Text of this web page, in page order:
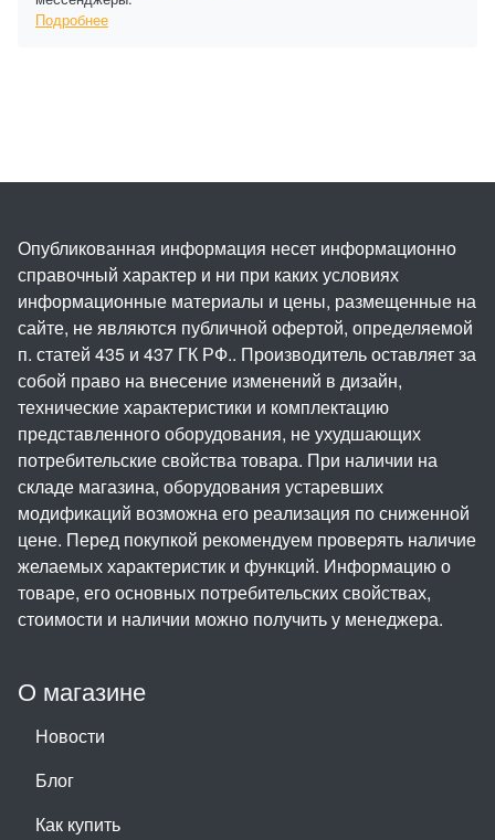
Подробнее
О магазине
Новости
Блог
Как купить
Опубликованная информация несет информационно
справочный характер и ни при каких условиях
информационные материалы и цены, размещенные на
сайте, не являются публичной офертой, определяемой
п. статей 435 и 437 ГК РФ.. Производитель оставляет за
собой право на внесение изменений в дизайн,
технические характеристики и комплектацию
представленного оборудования, не ухудшающих
потребительские свойства товара. При наличии на
складе магазина, оборудования устаревших
модификаций возможна его реализация по сниженной
цене. Перед покупкой рекомендуем проверять наличие
желаемых характеристик и функций. Информацию о
товаре, его основных потребительских свойствах,
стоимости и наличии можно получить у менеджера.